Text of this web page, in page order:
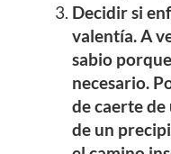
Decidir si
valentía. A
sabio
necesario.
de caerte
de un